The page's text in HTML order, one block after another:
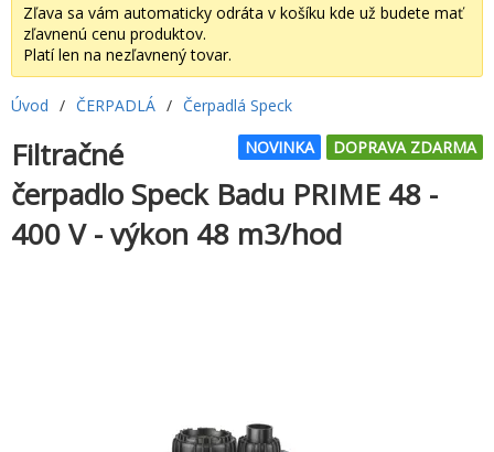
Zľava sa vám automaticky odráta v košíku kde už budete mať
zľavnenú cenu produktov.
Platí len na nezľavnený tovar.
Úvod / ČERPADLÁ / Čerpadlá Speck
DOPRAVA ZDARMA
NOVINKA
Filtračné
čerpadlo Speck Badu PRIME 48 -
400 V - výkon 48 m3/hod